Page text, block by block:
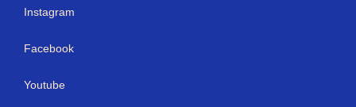
Instagram
Facebook
Youtube